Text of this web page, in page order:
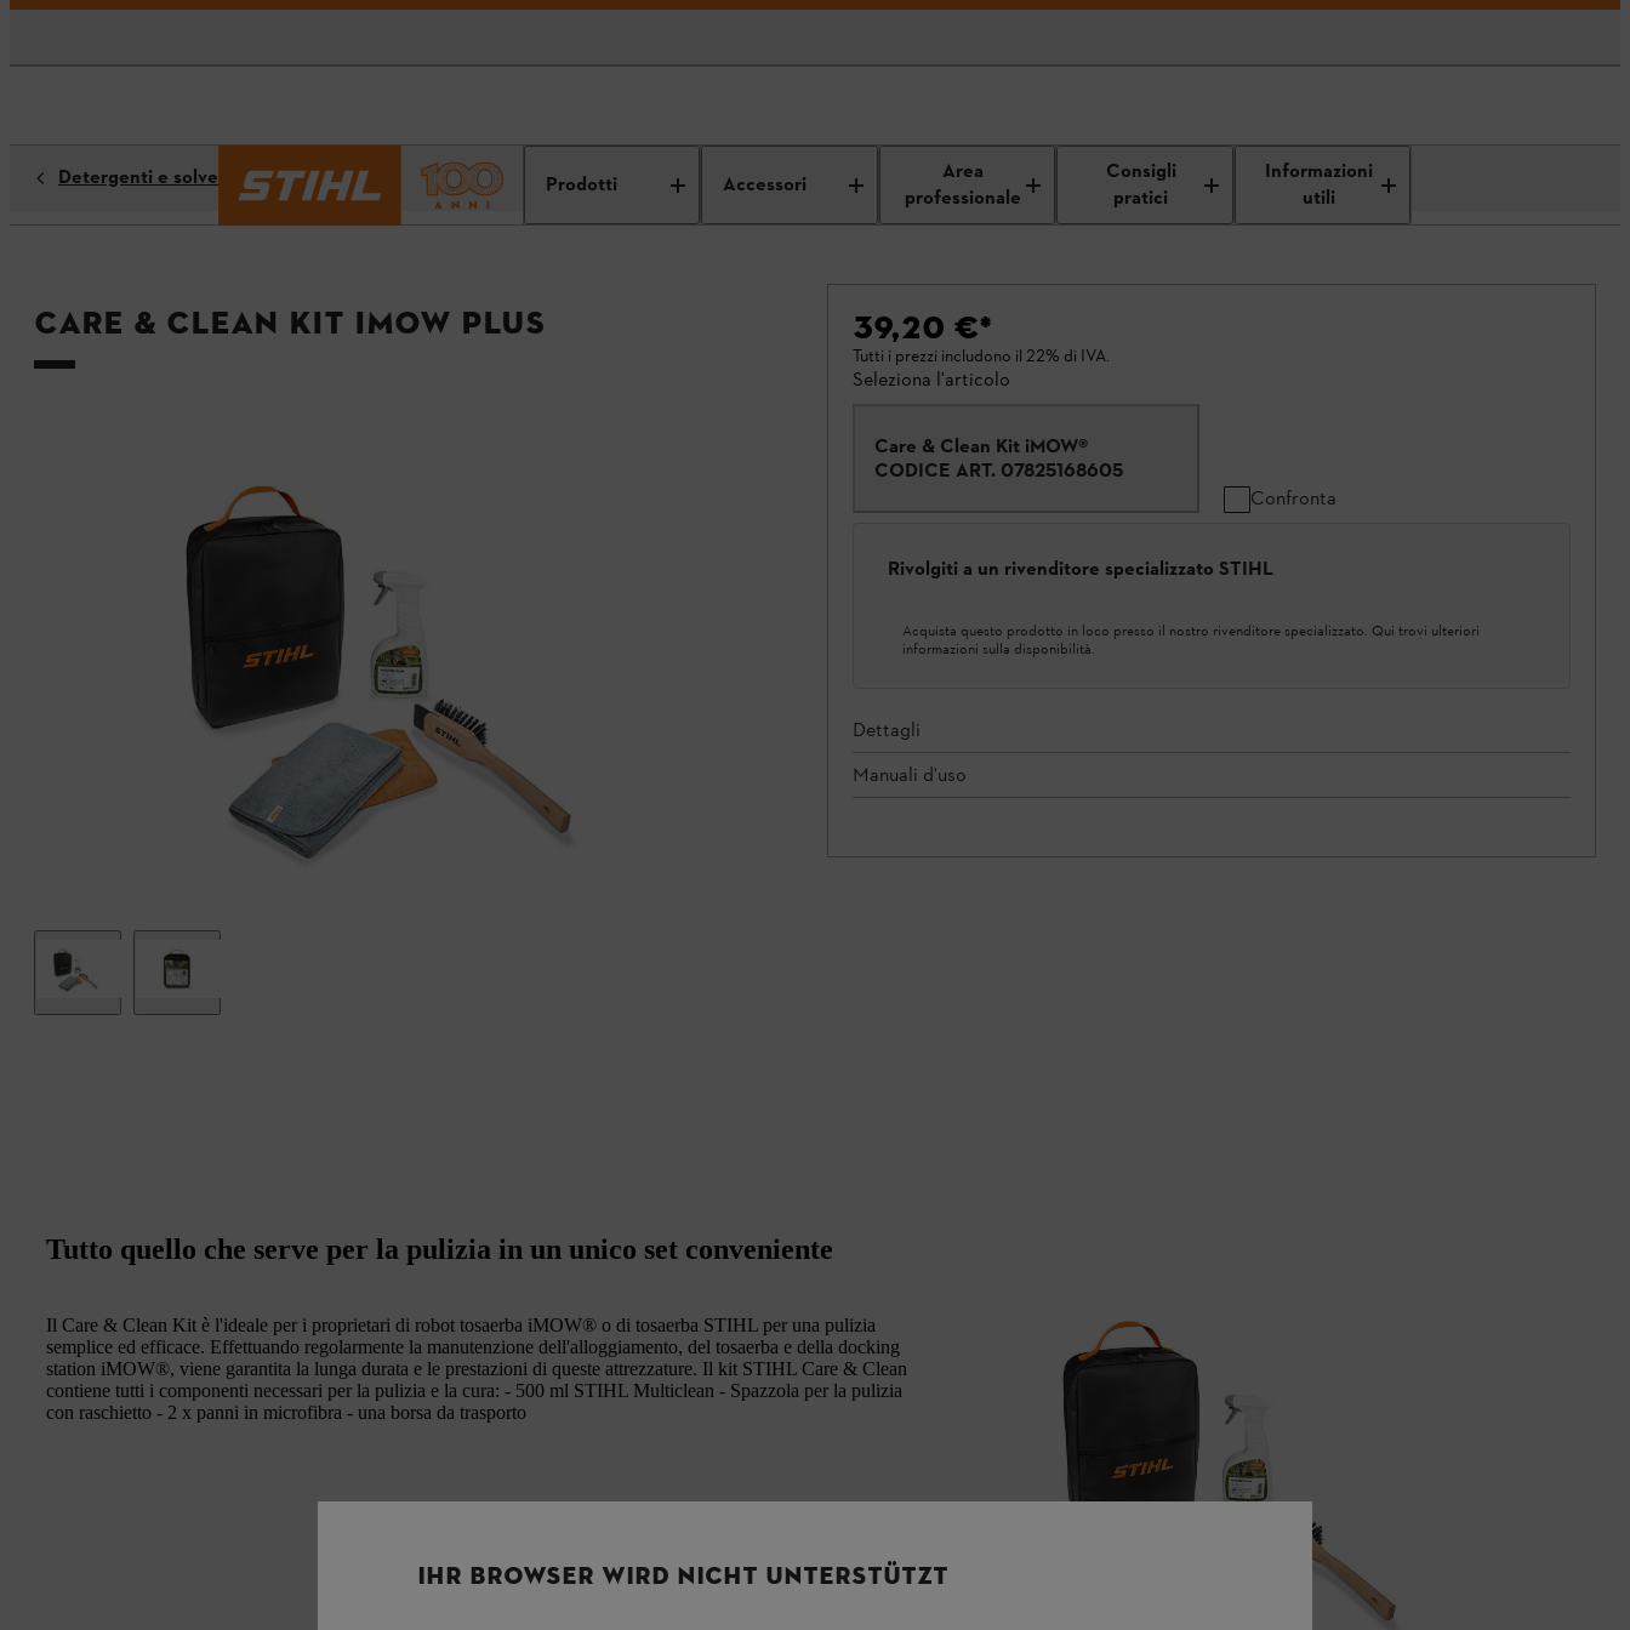
Prodotti Accessori
Area
professionale
Consigli
pratici
Informazioni
utili
Detergenti e solventi
Care & Clean Kit iMOW Plus 39,20 €*
Tutti i prezzi includono il 22% di IVA.
Seleziona l'articolo
Care & Clean Kit iMOW®
CODICE ART. 07825168605
Confronta
Rivolgiti a un rivenditore specializzato STIHL
Acquista questo prodotto in loco presso il nostro rivenditore specializzato. Qui trovi ulteriori
informazioni sulla disponibilità.
Dettagli
Manuali d'uso
Tutto quello che serve per la pulizia in un unico set conveniente
Il Care & Clean Kit è l'ideale per i proprietari di robot tosaerba iMOW® o di tosaerba STIHL per una pulizia
semplice ed efficace. Effettuando regolarmente la manutenzione dell'alloggiamento, del tosaerba e della docking
station iMOW®, viene garantita la lunga durata e le prestazioni di queste attrezzature. Il kit STIHL Care & Clean
contiene tutti i componenti necessari per la pulizia e la cura: - 500 ml STIHL Multiclean - Spazzola per la pulizia
con raschietto - 2 x panni in microfibra - una borsa da trasporto
IHR BROWSER WIRD NICHT UNTERSTÜTZT